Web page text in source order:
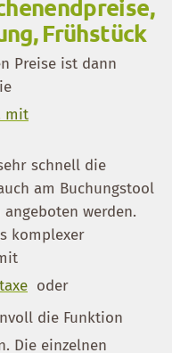
Frühstück
Preise ist dann
mit
schnell die
am Buchungstool
werden.
komplexer
oder
die Funktion
Die einzelnen